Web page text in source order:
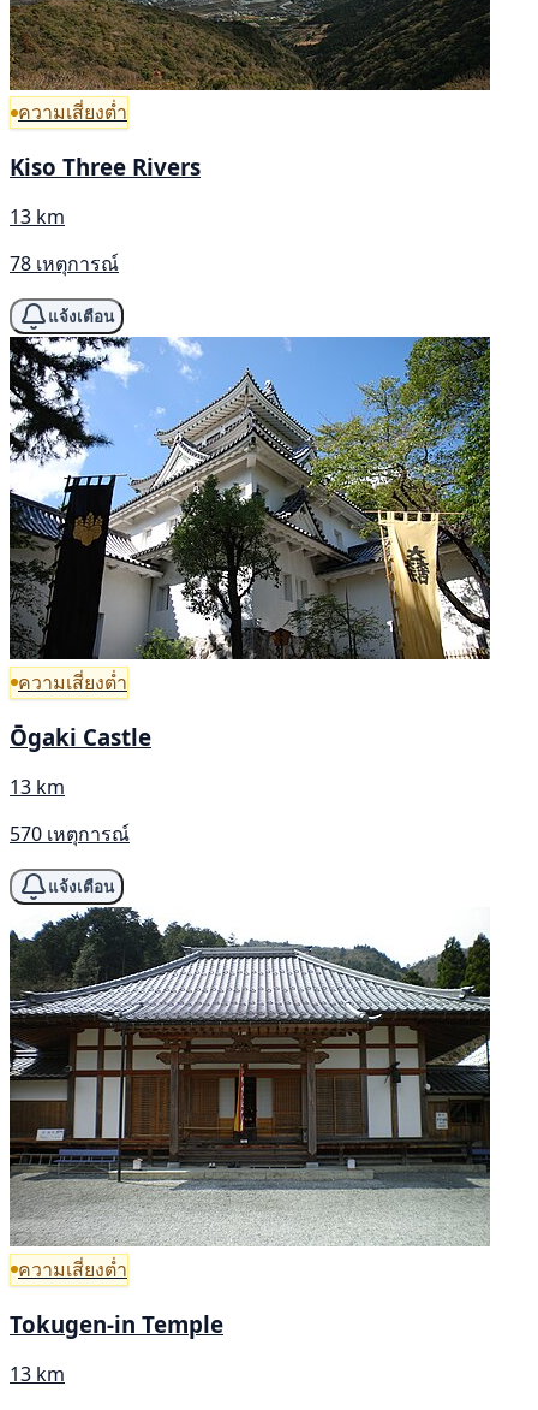
ความเสี่ยงต่ำ
Kiso Three Rivers
13 km
78 เหตุการณ์
แจ้งเตือน
ความเสี่ยงต่ำ
Ōgaki Castle
13 km
570 เหตุการณ์
แจ้งเตือน
ความเสี่ยงต่ำ
Tokugen-in Temple
13 km